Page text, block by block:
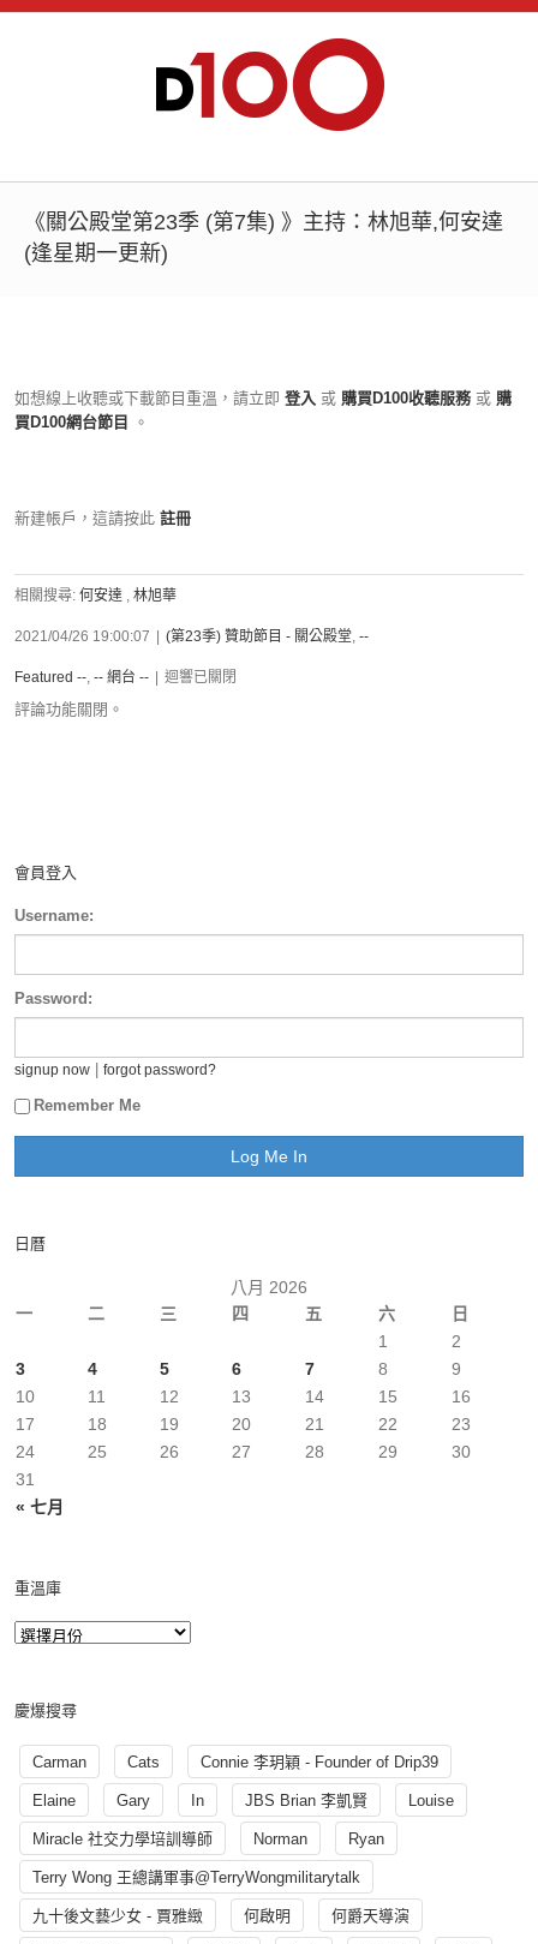
《關公殿堂第23季 (第7集) 》主持：林旭華,何安達
(逢星期一更新)
如想線上收聽或下載節目重溫，請立即 登入 或 購買D100收聽服務 或 購
買D100網台節目
。
新建帳戶，這請按此 註冊
相關搜尋: 何安達 , 林旭華
2021/04/26 19:00:07 (第23季) 贊助節目 - 關公殿堂, --
Featured --, -- 網台 -- 迴響已關閉
評論功能關閉。
會員登入
Username:
Password:
signup now forgot password?
Remember Me
日曆
八月 2026
一
二 三 四 五 六 日
« 七月
1
2
3
4 5 6 7 8
9
10
11 12 13 14 15
16
17
18 19 20 21 22
23
24
25 26 27 28 29
30
31
重溫庫
慶爆搜尋
Carman Cats Connie 李玥穎 - Founder of Drip39
Elaine Gary In JBS Brian 李凱賢 Louise
Miracle 社交力學培訓導師 Norman Ryan
Terry Wong 王總講軍事@TerryWongmilitarytalk
九十後文藝少女 - 賈雅緻 何啟明 何爵天導演